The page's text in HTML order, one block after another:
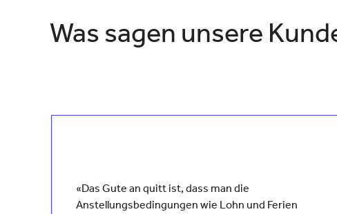
Was sagen unsere
«Das Gute an quitt ist, dass man die
Anstellungsbedingungen wie Lohn und Ferien